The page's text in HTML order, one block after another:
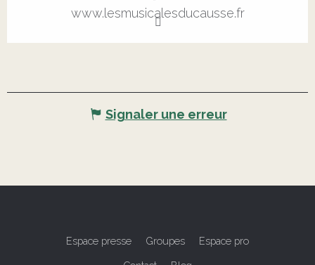
www.lesmusicalesducausse.fr
Signaler une erreur
Espace presse Groupes Espace pro